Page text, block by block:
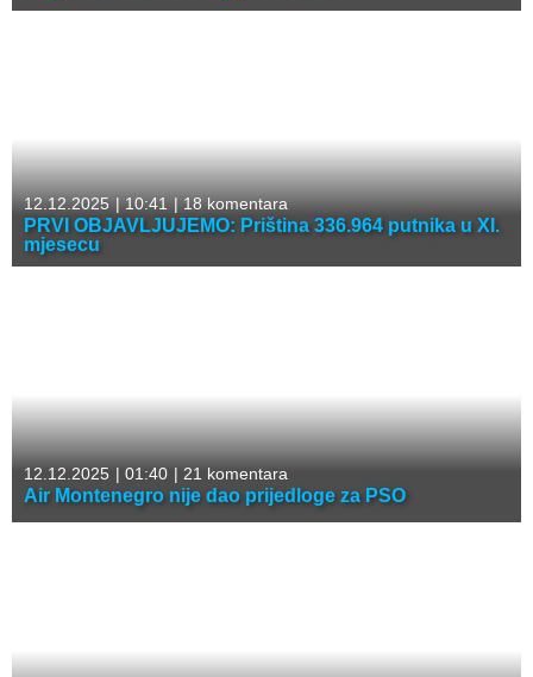
12.12.2025 |10:41 |18 komentara
PRVI OBJAVLJUJEMO: Priština 336.964 putnika u XI.
mjesecu
12.12.2025 | 01:40 | 21 komentara
Air Montenegro nije dao prijedloge za PSO